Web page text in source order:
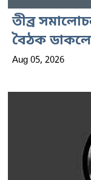
তীব্র
বৈঠক
Aug 05, 2026